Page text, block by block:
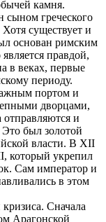
камня.
сыном греческого
существует и
основан римским
правдой,
в веках, первые
периоду.
портом и
дворцами,
и
был золотой
власти. В XII
который укрепил
Сам император и
в этом
Сначала
Арагонской